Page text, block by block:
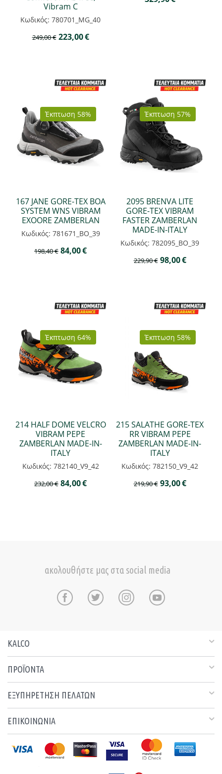
Vibram C
Κωδικός: 780701_MG_40
249,00€ 223,00€
Έκπτωση 58%
167 JANE GORE-TEX BOA
SYSTEM WNS VIBRAM
EXOORE ZAMBERLAN
Κωδικός: 781671_BO_39
198,40€ 84,00€
Έκπτωση 57%
2095 BRENVA LITE
GORE-TEX VIBRAM
FASTER ZAMBERLAN
MADE-IN-ITALY
Κωδικός: 782095_BO_39
229,90€ 98,00€
Έκπτωση 64%
214 HALF DOME VELCRO
VIBRAM PEPE
ZAMBERLAN MADE-IN-
ITALY
Κωδικός: 782140_V9_42
232,00€ 84,00€
Έκπτωση 58%
215 SALATHE GORE-TEX
RR VIBRAM PEPE
ZAMBERLAN MADE-IN-
ITALY
Κωδικός: 782150_V9_42
219,90€ 93,00€
ακολουθήστε μας στα social media
KALCO
ΠΡΟΪΟΝΤΑ
ΕΞΥΠΗΡΕΤΗΣΗ ΠΕΛΑΤΩΝ
ΕΠΙΚΟΙΝΩΝΙΑ